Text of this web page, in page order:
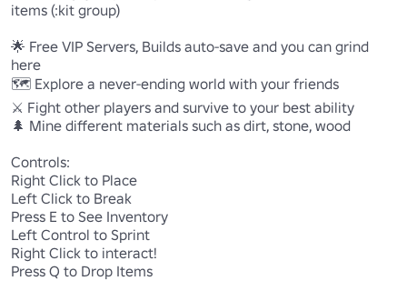
items (:kit group)
🌟 Free VIP Servers, Builds auto-save and you can grind
here
🗺️ Explore a never-ending world with your friends
⚔️ Fight other players and survive to your best ability
🌲 Mine different materials such as dirt, stone, wood
Controls:
Right Click to Place
Left Click to Break
Press E to See Inventory
Left Control to Sprint
Right Click to interact!
Press Q to Drop Items